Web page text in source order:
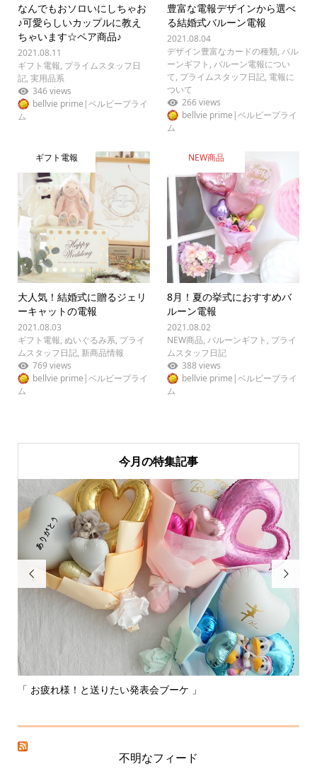
なんでもおソロいにしちゃお
♪可愛らしいカップルに教え
ちゃいます☆ペア商品♪
2021.08.11
ギフト電報, プライムスタッフ日
記, 実用品系
346 views
bellvie prime|ベルビープライ
ム
豊富な電報デザインから選べ
る結婚式バルーン電報
2021.08.04
デザイン豊富なカードの種類,バル
ーンギフト ,バルーン電報につい
て, プライムスタッフ日記, 電報に
ついて
266 views
bellvie prime|ベルビープライ
ム
ギフト電報
大人気！結婚式に贈るジェリ
ーキャットの電報
2021.08.03
ギフト電報, ぬいぐるみ系, プライ
ムスタッフ日記, 新商品情報
769 views
bellvie prime|ベルビープライ
ム
NEW商品
8月！夏の挙式におすすめバ
ルーン電報
2021.08.02
NEW商品,バルーンギフト , プライ
ムスタッフ日記
388 views
bellvie prime|ベルビープライ
ム
今月の特集記事

「 お疲れ様！と送りたい発表会ブーケ 」

不明なフィード